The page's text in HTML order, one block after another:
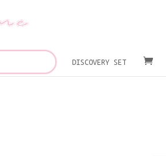
DISCOVERY SET